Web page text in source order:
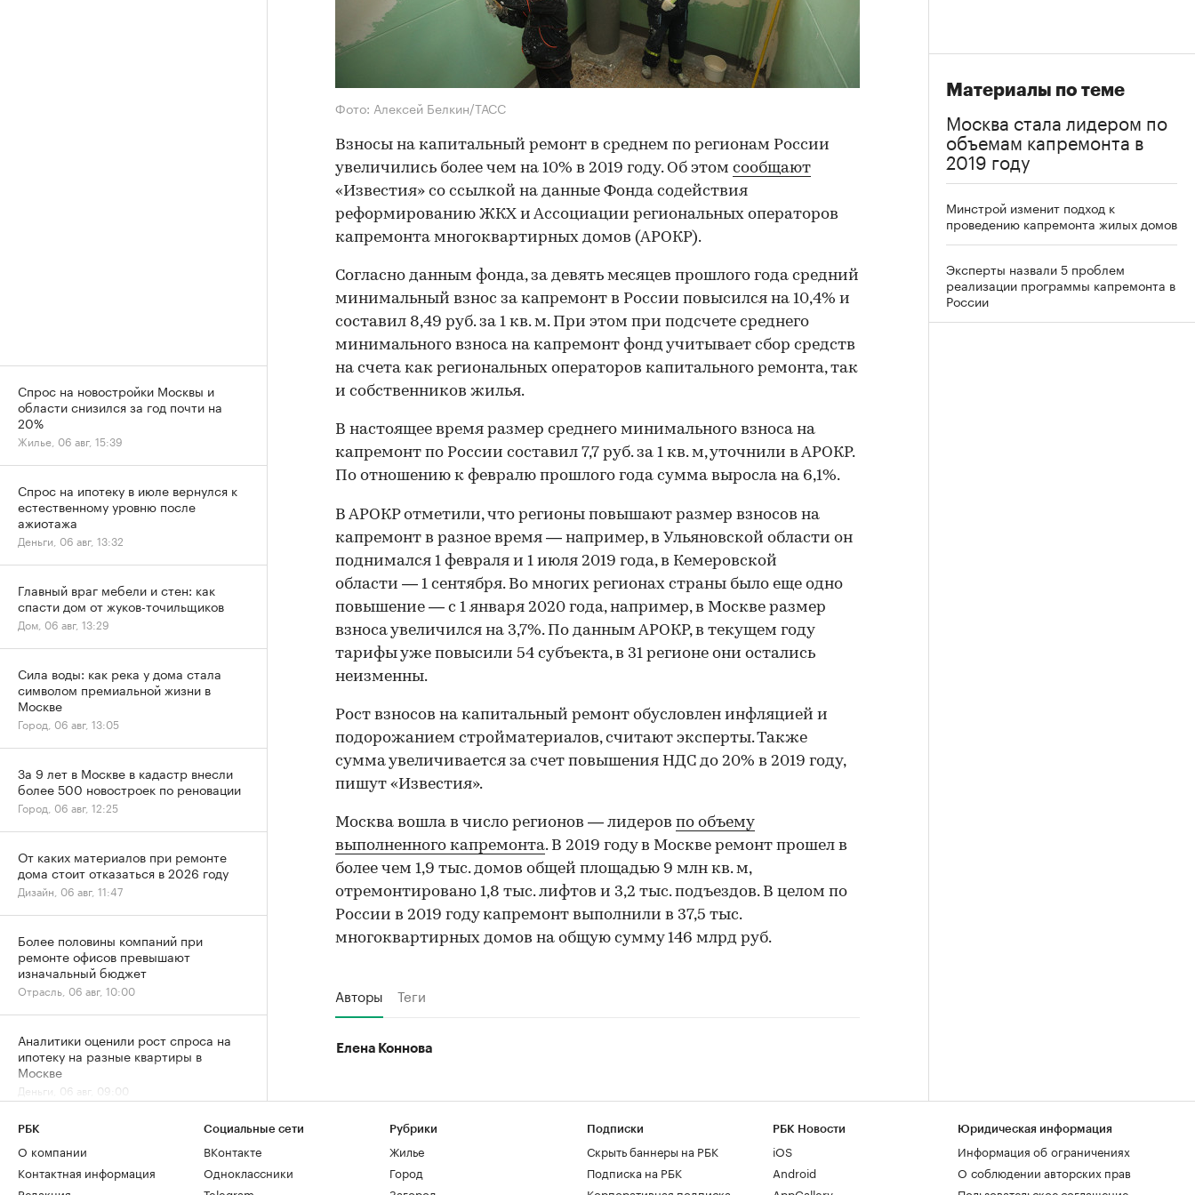
Фото: Алексей Белкин/ТАСС
Взносы на капитальный ремонт в среднем по регионам России
увеличились более чем на 10% в 2019 году. Об этом сообщают
«Известия» со ссылкой на данные Фонда содействия
реформированию ЖКХ и Ассоциации региональных операторов
капремонта многоквартирных домов (АРОКР).
Согласно данным фонда, за девять месяцев прошлого года средний
минимальный взнос за капремонт в России повысился на 10,4% и
составил 8,49 руб. за 1 кв. м. При этом при подсчете среднего
минимального взноса на капремонт фонд учитывает сбор средств
на счета как региональных операторов капитального ремонта, так
и собственников жилья.
В настоящее время размер среднего минимального взноса на
капремонт по России составил 7,7 руб. за 1 кв. м, уточнили в АРОКР.
По отношению к февралю прошлого года сумма выросла на 6,1%.
В АРОКР отметили, что регионы повышают размер взносов на
капремонт в разное время — например, в Ульяновской области он
поднимался 1 февраля и 1 июля 2019 года, в Кемеровской
области — 1 сентября. Во многих регионах страны было еще одно
повышение — с 1 января 2020 года, например, в Москве размер
взноса увеличился на 3,7%. По данным АРОКР, в текущем году
тарифы уже повысили 54 субъекта, в 31 регионе они остались
неизменны.
Рост взносов на капитальный ремонт обусловлен инфляцией и
подорожанием стройматериалов, считают эксперты. Также
сумма увеличивается за счет повышения НДС до 20% в 2019 году,
пишут «Известия».
Москва вошла в число регионов — лидеров по объему
выполненного капремонта. В 2019 году в Москве ремонт прошел в
более чем 1,9 тыс. домов общей площадью 9 млн кв. м,
отремонтировано 1,8 тыс. лифтов и 3,2 тыс. подъездов. В целом по
России в 2019 году капремонт выполнили в 37,5 тыс.
многоквартирных домов на общую сумму 146 млрд руб.
Авторы Теги
Елена Коннова
Материалы по теме
Москва стала лидером по
объемам капремонта в
2019 году
Минстрой изменит подход к
проведению капремонта жилых домов
Эксперты назвали 5 проблем
реализации программы капремонта в
России
Спрос на новостройки Москвы и
области снизился за год почти на
20%
Жилье, 06 авг, 15:39
Спрос на ипотеку в июле вернулся к
естественному уровню после
ажиотажа
Деньги, 06 авг, 13:32
Главный враг мебели и стен: как
спасти дом от жуков-точильщиков
Дом, 06 авг, 13:29
Сила воды: как река у дома стала
символом премиальной жизни в
Москве
Город, 06 авг, 13:05
За 9 лет в Москве в кадастр внесли
более 500 новостроек по реновации
Город, 06 авг, 12:25
От каких материалов при ремонте
дома стоит отказаться в 2026 году
Дизайн, 06 авг, 11:47
Более половины компаний при
ремонте офисов превышают
изначальный бюджет
Отрасль, 06 авг, 10:00
Аналитики оценили рост спроса на
ипотеку на разные квартиры в
Москве
Деньги, 06 авг, 09:00
Временное явление: в июле снижение
цен на жилье резко замедлилось
Жилье, 06 авг, 06:00
РБК
О компании
Контактная информация
Социальные сети
ВКонтакте
Одноклассники
Рубрики
Жилье
Город
Подписки
Скрыть баннеры на РБК
Подписка на РБК
РБК Новости
iOS
Android
Юридическая информация
Информация об ограничениях
О соблюдении авторских прав